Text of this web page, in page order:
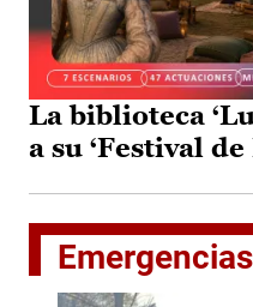
La biblioteca
a su ‘Festival de
Emergencias